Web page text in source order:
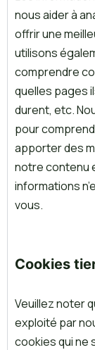
nous aider à
offrir une
utilisons
comprendre
quelles pages
durent, etc.
pour
apporter des
notre contenu
informations
vous.
Cookies
Veuillez noter
exploité par
cookies qui ne